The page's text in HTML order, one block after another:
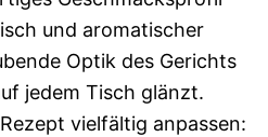
und aromatischer
Optik des Gerichts
jedem Tisch glänzt.
vielfältig anpassen: